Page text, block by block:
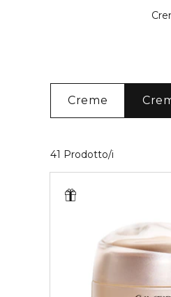
Creme
41 Prodotto/i